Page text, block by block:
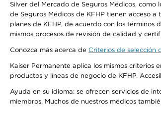
Silver del Mercado de Seguros Médicos,
de Seguros Médicos de KFHP tienen acceso
planes de KFHP, de acuerdo con los términos
mismos procesos de revisión de calidad y
Conozca más acerca de Criterios de selección
Kaiser Permanente aplica los mismos criterios
productos y líneas de negocio de KFHP.
Ayuda en su idioma: se ofrecen servicios de
miembros. Muchos de nuestros médicos